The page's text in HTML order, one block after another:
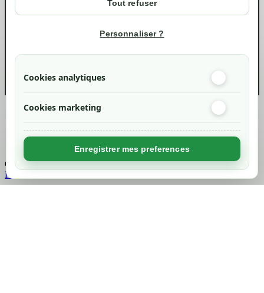
Tout refuser
Personnaliser ?
Cookies analytiques
Cookies marketing
Enregistrer mes preferences
info@green-tech-shop.com
Created byNageoconcept
Chargement...
Retour en haut